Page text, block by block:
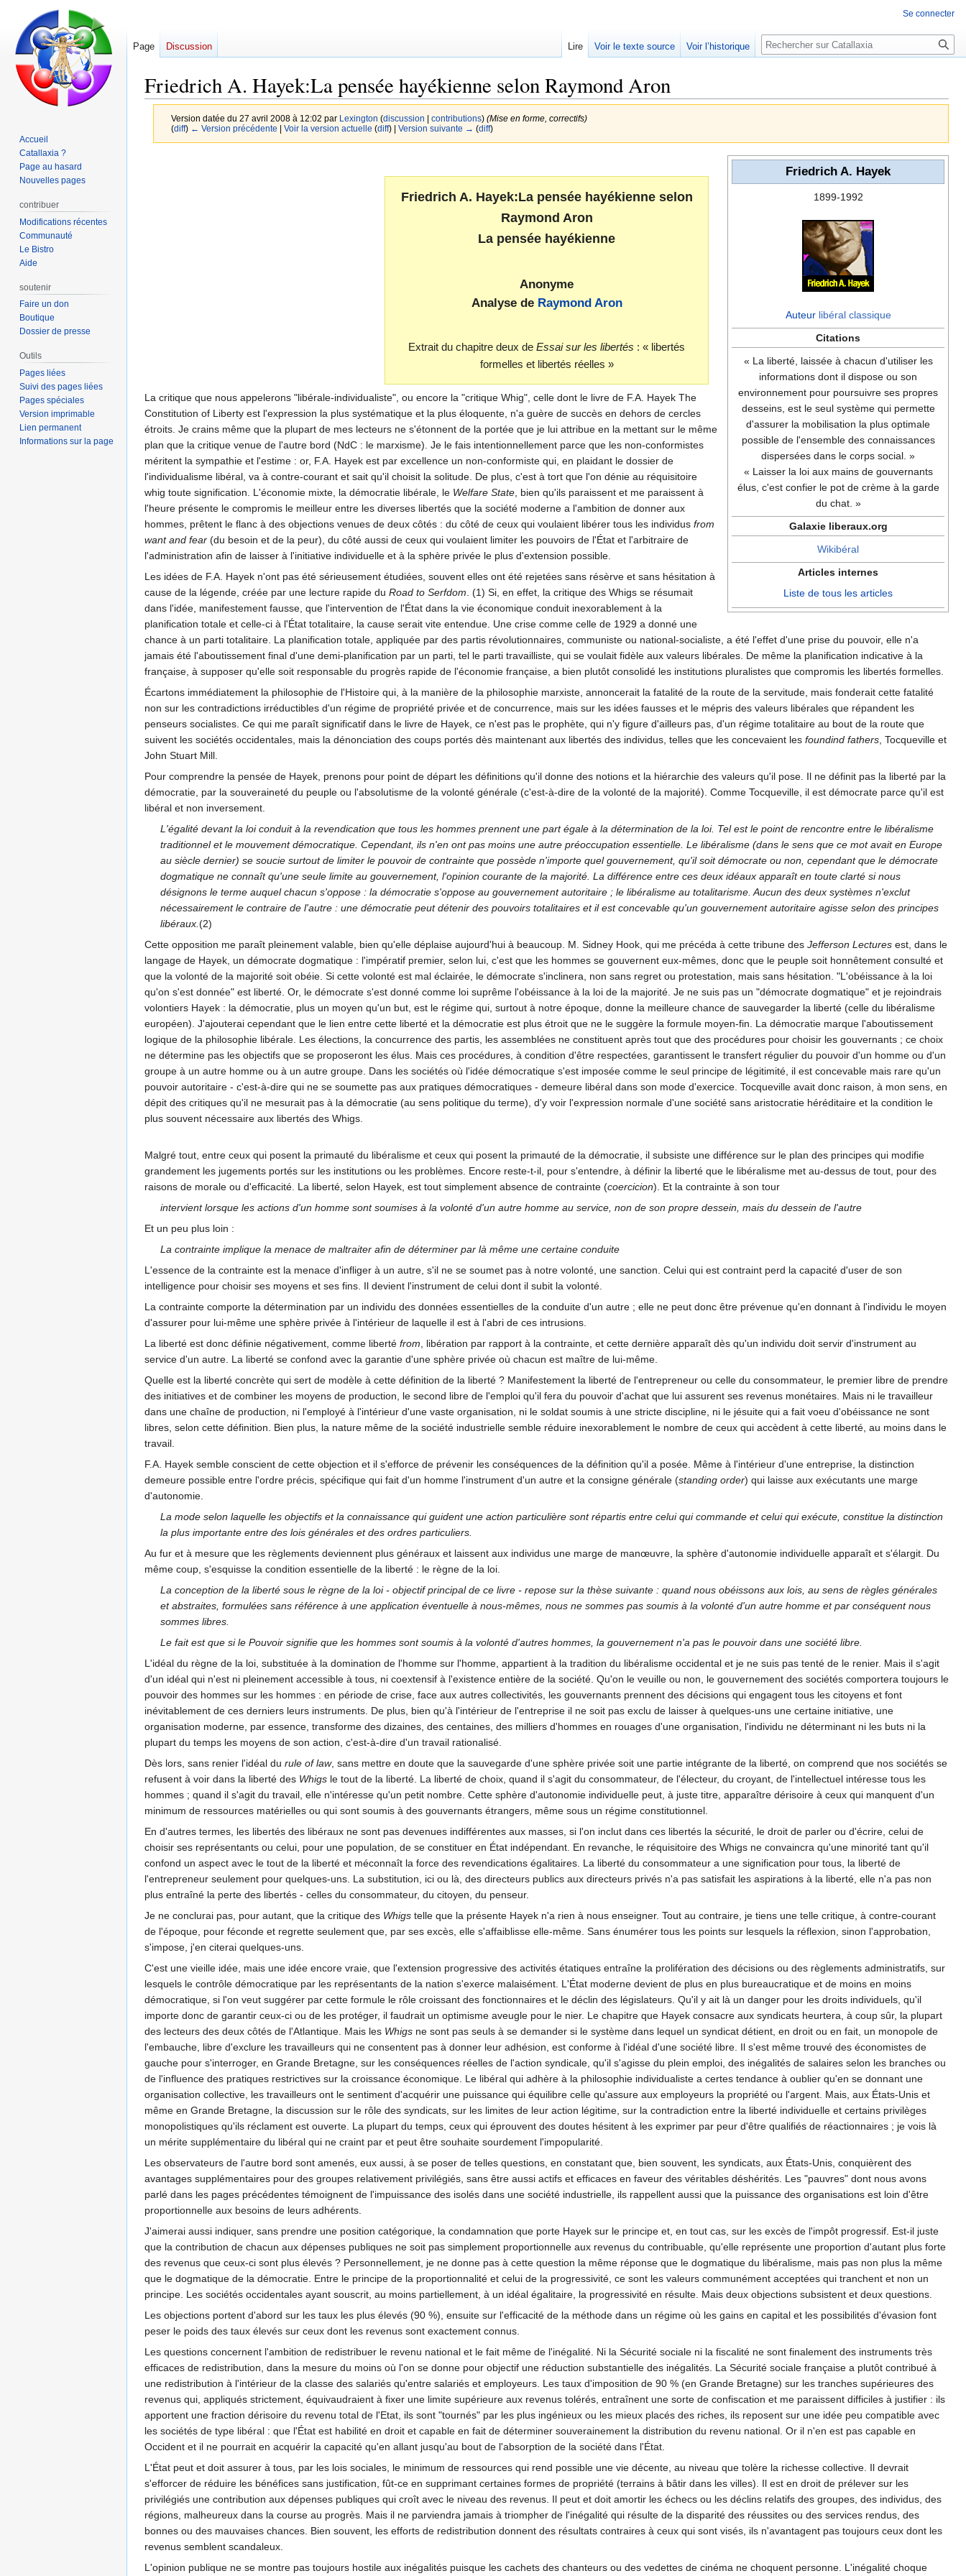
Friedrich A. Hayek:La pensée hayékienne selon Raymond Aron
Version datée du 27 avril 2008 à 12:02 par Lexington (discussion contributions) (Mise en forme, correctifs)
(diff) ← Version précédente Voir la version actuelle (diff) | Version suivante → (diff)
Friedrich A. Hayek
1899-1992
Auteur libéral classique
Citations
« La liberté, laissée à chacun d'utiliser les
informations dont il dispose ou son
environnement pour poursuivre ses propres
desseins, est le seul système qui permette
d'assurer la mobilisation la plus optimale
possible de l'ensemble des connaissances
dispersées dans le corps social. »
« Laisser la loi aux mains de gouvernants
élus, c'est confier le pot de crème à la garde
du chat. »
Galaxie liberaux.org
Wikibéral
Articles internes
Liste de tous les articles
Friedrich A. Hayek:La pensée hayékienne selon
Raymond Aron
La pensée hayékienne
Anonyme
Analyse de Raymond Aron
Extrait du chapitre deux de Essai sur les libertés : « libertés
formelles et libertés réelles »
La critique que nous appelerons "libérale-individualiste", ou encore la "critique Whig", celle dont le livre de F.A. Hayek The
Constitution of Liberty est l'expression la plus systématique et la plus éloquente, n'a guère de succès en dehors de cercles
étroits. Je crains même que la plupart de mes lecteurs ne s'étonnent de la portée que je lui attribue en la mettant sur le même
plan que la critique venue de l'autre bord (NdC : le marxisme). Je le fais intentionnellement parce que les non-conformistes
méritent la sympathie et l'estime : or, F.A. Hayek est par excellence un non-conformiste qui, en plaidant le dossier de
l'individualisme libéral, va à contre-courant et sait qu'il choisit la solitude. De plus, c'est à tort que l'on dénie au réquisitoire
whig toute signification. L'économie mixte, la démocratie libérale, le Welfare State, bien qu'ils paraissent et me paraissent à
l'heure présente le compromis le meilleur entre les diverses libertés que la société moderne a l'ambition de donner aux
hommes, prêtent le flanc à des objections venues de deux côtés : du côté de ceux qui voulaient libérer tous les individus from
want and fear (du besoin et de la peur), du côté aussi de ceux qui voulaient limiter les pouvoirs de l'État et l'arbitraire de
l'administration afin de laisser à l'initiative individuelle et à la sphère privée le plus d'extension possible.
Les idées de F.A. Hayek n'ont pas été sérieusement étudiées, souvent elles ont été rejetées sans résèrve et sans hésitation à
cause de la légende, créée par une lecture rapide du Road to Serfdom. (1) Si, en effet, la critique des Whigs se résumait
dans l'idée, manifestement fausse, que l'intervention de l'État dans la vie économique conduit inexorablement à la
planification totale et celle-ci à l'État totalitaire, la cause serait vite entendue. Une crise comme celle de 1929 a donné une
chance à un parti totalitaire. La planification totale, appliquée par des partis révolutionnaires, communiste ou national-socialiste, a été l'effet d'une prise du pouvoir, elle n'a
jamais été l'aboutissement final d'une demi-planification par un parti, tel le parti travailliste, qui se voulait fidèle aux valeurs libérales. De même la planification indicative à la
française, à supposer qu'elle soit responsable du progrès rapide de l'économie française, a bien plutôt consolidé les institutions pluralistes que compromis les libertés formelles.
Écartons immédiatement la philosophie de l'Histoire qui, à la manière de la philosophie marxiste, annoncerait la fatalité de la route de la servitude, mais fonderait cette fatalité
non sur les contradictions irréductibles d'un régime de propriété privée et de concurrence, mais sur les idées fausses et le mépris des valeurs libérales que répandent les
penseurs socialistes. Ce qui me paraît significatif dans le livre de Hayek, ce n'est pas le prophète, qui n'y figure d'ailleurs pas, d'un régime totalitaire au bout de la route que
suivent les sociétés occidentales, mais la dénonciation des coups portés dès maintenant aux libertés des individus, telles que les concevaient les foundind fathers, Tocqueville et
John Stuart Mill.
Pour comprendre la pensée de Hayek, prenons pour point de départ les définitions qu'il donne des notions et la hiérarchie des valeurs qu'il pose. Il ne définit pas la liberté par la
démocratie, par la souveraineté du peuple ou l'absolutisme de la volonté générale (c'est-à-dire de la volonté de la majorité). Comme Tocqueville, il est démocrate parce qu'il est
libéral et non inversement.
L'égalité devant la loi conduit à la revendication que tous les hommes prennent une part égale à la détermination de la loi. Tel est le point de rencontre entre le libéralisme
traditionnel et le mouvement démocratique. Cependant, ils n'en ont pas moins une autre préoccupation essentielle. Le libéralisme (dans le sens que ce mot avait en Europe
au siècle dernier) se soucie surtout de limiter le pouvoir de contrainte que possède n'importe quel gouvernement, qu'il soit démocrate ou non, cependant que le démocrate
dogmatique ne connaît qu'une seule limite au gouvernement, l'opinion courante de la majorité. La différence entre ces deux idéaux apparaît en toute clarté si nous
désignons le terme auquel chacun s'oppose : la démocratie s'oppose au gouvernement autoritaire ; le libéralisme au totalitarisme. Aucun des deux systèmes n'exclut
nécessairement le contraire de l'autre : une démocratie peut détenir des pouvoirs totalitaires et il est concevable qu'un gouvernement autoritaire agisse selon des principes
libéraux.(2)
Cette opposition me paraît pleinement valable, bien qu'elle déplaise aujourd'hui à beaucoup. M. Sidney Hook, qui me précéda à cette tribune des Jefferson Lectures est, dans le
langage de Hayek, un démocrate dogmatique : l'impératif premier, selon lui, c'est que les hommes se gouvernent eux-mêmes, donc que le peuple soit honnêtement consulté et
que la volonté de la majorité soit obéie. Si cette volonté est mal éclairée, le démocrate s'inclinera, non sans regret ou protestation, mais sans hésitation. "L'obéissance à la loi
qu'on s'est donnée" est liberté. Or, le démocrate s'est donné comme loi suprême l'obéissance à la loi de la majorité. Je ne suis pas un "démocrate dogmatique" et je rejoindrais
volontiers Hayek : la démocratie, plus un moyen qu'un but, est le régime qui, surtout à notre époque, donne la meilleure chance de sauvegarder la liberté (celle du libéralisme
européen). J'ajouterai cependant que le lien entre cette liberté et la démocratie est plus étroit que ne le suggère la formule moyen-fin. La démocratie marque l'aboutissement
logique de la philosophie libérale. Les élections, la concurrence des partis, les assemblées ne constituent après tout que des procédures pour choisir les gouvernants ; ce choix
ne détermine pas les objectifs que se proposeront les élus. Mais ces procédures, à condition d'être respectées, garantissent le transfert régulier du pouvoir d'un homme ou d'un
groupe à un autre homme ou à un autre groupe. Dans les sociétés où l'idée démocratique s'est imposée comme le seul principe de légitimité, il est concevable mais rare qu'un
pouvoir autoritaire - c'est-à-dire qui ne se soumette pas aux pratiques démocratiques - demeure libéral dans son mode d'exercice. Tocqueville avait donc raison, à mon sens, en
dépit des critiques qu'il ne mesurait pas à la démocratie (au sens politique du terme), d'y voir l'expression normale d'une société sans aristocratie héréditaire et la condition le
plus souvent nécessaire aux libertés des Whigs.
Malgré tout, entre ceux qui posent la primauté du libéralisme et ceux qui posent la primauté de la démocratie, il subsiste une différence sur le plan des principes qui modifie
grandement les jugements portés sur les institutions ou les problèmes. Encore reste-t-il, pour s'entendre, à définir la liberté que le libéralisme met au-dessus de tout, pour des
raisons de morale ou d'efficacité. La liberté, selon Hayek, est tout simplement absence de contrainte (coercicion). Et la contrainte à son tour
intervient lorsque les actions d'un homme sont soumises à la volonté d'un autre homme au service, non de son propre dessein, mais du dessein de l'autre
Et un peu plus loin :
La contrainte implique la menace de maltraiter afin de déterminer par là même une certaine conduite
L'essence de la contrainte est la menace d'infliger à un autre, s'il ne se soumet pas à notre volonté, une sanction. Celui qui est contraint perd la capacité d'user de son
intelligence pour choisir ses moyens et ses fins. Il devient l'instrument de celui dont il subit la volonté.
La contrainte comporte la détermination par un individu des données essentielles de la conduite d'un autre ; elle ne peut donc être prévenue qu'en donnant à l'individu le moyen
d'assurer pour lui-même une sphère privée à l'intérieur de laquelle il est à l'abri de ces intrusions.
La liberté est donc définie négativement, comme liberté from, libération par rapport à la contrainte, et cette dernière apparaît dès qu'un individu doit servir d'instrument au
service d'un autre. La liberté se confond avec la garantie d'une sphère privée où chacun est maître de lui-même.
Quelle est la liberté concrète qui sert de modèle à cette définition de la liberté ? Manifestement la liberté de l'entrepreneur ou celle du consommateur, le premier libre de prendre
des initiatives et de combiner les moyens de production, le second libre de l'emploi qu'il fera du pouvoir d'achat que lui assurent ses revenus monétaires. Mais ni le travailleur
dans une chaîne de production, ni l'employé à l'intérieur d'une vaste organisation, ni le soldat soumis à une stricte discipline, ni le jésuite qui a fait voeu d'obéissance ne sont
libres, selon cette définition. Bien plus, la nature même de la société industrielle semble réduire inexorablement le nombre de ceux qui accèdent à cette liberté, au moins dans le
travail.
F.A. Hayek semble conscient de cette objection et il s'efforce de prévenir les conséquences de la définition qu'il a posée. Même à l'intérieur d'une entreprise, la distinction
demeure possible entre l'ordre précis, spécifique qui fait d'un homme l'instrument d'un autre et la consigne générale (standing order) qui laisse aux exécutants une marge
d'autonomie.
La mode selon laquelle les objectifs et la connaissance qui guident une action particulière sont répartis entre celui qui commande et celui qui exécute, constitue la distinction
la plus importante entre des lois générales et des ordres particuliers.
Au fur et à mesure que les règlements deviennent plus généraux et laissent aux individus une marge de manœuvre, la sphère d'autonomie individuelle apparaît et s'élargit. Du
même coup, s'esquisse la condition essentielle de la liberté : le règne de la loi.
La conception de la liberté sous le règne de la loi - objectif principal de ce livre - repose sur la thèse suivante : quand nous obéissons aux lois, au sens de règles générales
et abstraites, formulées sans référence à une application éventuelle à nous-mêmes, nous ne sommes pas soumis à la volonté d'un autre homme et par conséquent nous
sommes libres.
Le fait est que si le Pouvoir signifie que les hommes sont soumis à la volonté d'autres hommes, la gouvernement n'a pas le pouvoir dans une société libre.
L'idéal du règne de la loi, substituée à la domination de l'homme sur l'homme, appartient à la tradition du libéralisme occidental et je ne suis pas tenté de le renier. Mais il s'agit
d'un idéal qui n'est ni pleinement accessible à tous, ni coextensif à l'existence entière de la société. Qu'on le veuille ou non, le gouvernement des sociétés comportera toujours le
pouvoir des hommes sur les hommes : en période de crise, face aux autres collectivités, les gouvernants prennent des décisions qui engagent tous les citoyens et font
inévitablement de ces derniers leurs instruments. De plus, bien qu'à l'intérieur de l'entreprise il ne soit pas exclu de laisser à quelques-uns une certaine initiative, une
organisation moderne, par essence, transforme des dizaines, des centaines, des milliers d'hommes en rouages d'une organisation, l'individu ne déterminant ni les buts ni la
plupart du temps les moyens de son action, c'est-à-dire d'un travail rationalisé.
Dès lors, sans renier l'idéal du rule of law, sans mettre en doute que la sauvegarde d'une sphère privée soit une partie intégrante de la liberté, on comprend que nos sociétés se
refusent à voir dans la liberté des Whigs le tout de la liberté. La liberté de choix, quand il s'agit du consommateur, de l'électeur, du croyant, de l'intellectuel intéresse tous les
hommes ; quand il s'agit du travail, elle n'intéresse qu'un petit nombre. Cette sphère d'autonomie individuelle peut, à juste titre, apparaître dérisoire à ceux qui manquent d'un
minimum de ressources matérielles ou qui sont soumis à des gouvernants étrangers, même sous un régime constitutionnel.
En d'autres termes, les libertés des libéraux ne sont pas devenues indifférentes aux masses, si l'on inclut dans ces libertés la sécurité, le droit de parler ou d'écrire, celui de
choisir ses représentants ou celui, pour une population, de se constituer en État indépendant. En revanche, le réquisitoire des Whigs ne convaincra qu'une minorité tant qu'il
confond un aspect avec le tout de la liberté et méconnaît la force des revendications égalitaires. La liberté du consommateur a une signification pour tous, la liberté de
l'entrepreneur seulement pour quelques-uns. La substitution, ici ou là, des directeurs publics aux directeurs privés n'a pas satisfait les aspirations à la liberté, elle n'a pas non
plus entraîné la perte des libertés - celles du consommateur, du citoyen, du penseur.
Je ne conclurai pas, pour autant, que la critique des Whigs telle que la présente Hayek n'a rien à nous enseigner. Tout au contraire, je tiens une telle critique, à contre-courant
de l'époque, pour féconde et regrette seulement que, par ses excès, elle s'affaiblisse elle-même. Sans énumérer tous les points sur lesquels la réflexion, sinon l'approbation,
s'impose, j'en citerai quelques-uns.
C'est une vieille idée, mais une idée encore vraie, que l'extension progressive des activités étatiques entraîne la prolifération des décisions ou des règlements administratifs, sur
lesquels le contrôle démocratique par les représentants de la nation s'exerce malaisément. L'État moderne devient de plus en plus bureaucratique et de moins en moins
démocratique, si l'on veut suggérer par cette formule le rôle croissant des fonctionnaires et le déclin des législateurs. Qu'il y ait là un danger pour les droits individuels, qu'il
importe donc de garantir ceux-ci ou de les protéger, il faudrait un optimisme aveugle pour le nier. Le chapitre que Hayek consacre aux syndicats heurtera, à coup sûr, la plupart
des lecteurs des deux côtés de l'Atlantique. Mais les Whigs ne sont pas seuls à se demander si le système dans lequel un syndicat détient, en droit ou en fait, un monopole de
l'embauche, libre d'exclure les travailleurs qui ne consentent pas à donner leur adhésion, est conforme à l'idéal d'une société libre. Il s'est même trouvé des économistes de
gauche pour s'interroger, en Grande Bretagne, sur les conséquences réelles de l'action syndicale, qu'il s'agisse du plein emploi, des inégalités de salaires selon les branches ou
de l'influence des pratiques restrictives sur la croissance économique. Le libéral qui adhère à la philosophie individualiste a certes tendance à oublier qu'en se donnant une
organisation collective, les travailleurs ont le sentiment d'acquérir une puissance qui équilibre celle qu'assure aux employeurs la propriété ou l'argent. Mais, aux États-Unis et
même en Grande Bretagne, la discussion sur le rôle des syndicats, sur les limites de leur action légitime, sur la contradiction entre la liberté individuelle et certains privilèges
monopolistiques qu'ils réclament est ouverte. La plupart du temps, ceux qui éprouvent des doutes hésitent à les exprimer par peur d'être qualifiés de réactionnaires ; je vois là
un mérite supplémentaire du libéral qui ne craint par et peut être souhaite sourdement l'impopularité.
Les observateurs de l'autre bord sont amenés, eux aussi, à se poser de telles questions, en constatant que, bien souvent, les syndicats, aux États-Unis, conquièrent des
avantages supplémentaires pour des groupes relativement privilégiés, sans être aussi actifs et efficaces en faveur des véritables déshérités. Les "pauvres" dont nous avons
parlé dans les pages précédentes témoignent de l'impuissance des isolés dans une société industrielle, ils rappellent aussi que la puissance des organisations est loin d'être
proportionnelle aux besoins de leurs adhérents.
J'aimerai aussi indiquer, sans prendre une position catégorique, la condamnation que porte Hayek sur le principe et, en tout cas, sur les excès de l'impôt progressif. Est-il juste
que la contribution de chacun aux dépenses publiques ne soit pas simplement proportionnelle aux revenus du contribuable, qu'elle représente une proportion d'autant plus forte
des revenus que ceux-ci sont plus élevés ? Personnellement, je ne donne pas à cette question la même réponse que le dogmatique du libéralisme, mais pas non plus la même
que le dogmatique de la démocratie. Entre le principe de la proportionnalité et celui de la progressivité, ce sont les valeurs communément acceptées qui tranchent et non un
principe. Les sociétés occidentales ayant souscrit, au moins partiellement, à un idéal égalitaire, la progressivité en résulte. Mais deux objections subsistent et deux questions.
Les objections portent d'abord sur les taux les plus élevés (90 %), ensuite sur l'efficacité de la méthode dans un régime où les gains en capital et les possibilités d'évasion font
peser le poids des taux élevés sur ceux dont les revenus sont exactement connus.
Les questions concernent l'ambition de redistribuer le revenu national et le fait même de l'inégalité. Ni la Sécurité sociale ni la fiscalité ne sont finalement des instruments très
efficaces de redistribution, dans la mesure du moins où l'on se donne pour objectif une réduction substantielle des inégalités. La Sécurité sociale française a plutôt contribué à
une redistribution à l'intérieur de la classe des salariés qu'entre salariés et employeurs. Les taux d'imposition de 90 % (en Grande Bretagne) sur les tranches supérieures des
revenus qui, appliqués strictement, équivaudraient à fixer une limite supérieure aux revenus tolérés, entraînent une sorte de confiscation et me paraissent difficiles à justifier : ils
apportent une fraction dérisoire du revenu total de l'Etat, ils sont "tournés" par les plus ingénieux ou les mieux placés des riches, ils reposent sur une idée peu compatible avec
les sociétés de type libéral : que l'État est habilité en droit et capable en fait de déterminer souverainement la distribution du revenu national. Or il n'en est pas capable en
Occident et il ne pourrait en acquérir la capacité qu'en allant jusqu'au bout de l'absorption de la société dans l'État.
L'État peut et doit assurer à tous, par les lois sociales, le minimum de ressources qui rend possible une vie décente, au niveau que tolère la richesse collective. Il devrait
s'efforcer de réduire les bénéfices sans justification, fût-ce en supprimant certaines formes de propriété (terrains à bâtir dans les villes). Il est en droit de prélever sur les
privilégiés une contribution aux dépenses publiques qui croît avec le niveau des revenus. Il peut et doit amortir les échecs ou les déclins relatifs des groupes, des individus, des
régions, malheureux dans la course au progrès. Mais il ne parviendra jamais à triompher de l'inégalité qui résulte de la disparité des réussites ou des services rendus, des
bonnes ou des mauvaises chances. Bien souvent, les efforts de redistribution donnent des résultats contraires à ceux qui sont visés, ils n'avantagent pas toujours ceux dont les
revenus semblent scandaleux.
L'opinion publique ne se montre pas toujours hostile aux inégalités puisque les cachets des chanteurs ou des vedettes de cinéma ne choquent personne. L'inégalité choque
Se connecter
Page Discussion Lire Voir le texte source Voir l’historique Rechercher
Accueil
Catallaxia ?
Page au hasard
Nouvelles pages
contribuer
Modifications récentes
Communauté
Le Bistro
Aide
soutenir
Faire un don
Boutique
Dossier de presse
Outils
Pages liées
Suivi des pages liées
Pages spéciales
Version imprimable
Lien permanent
Informations sur la page